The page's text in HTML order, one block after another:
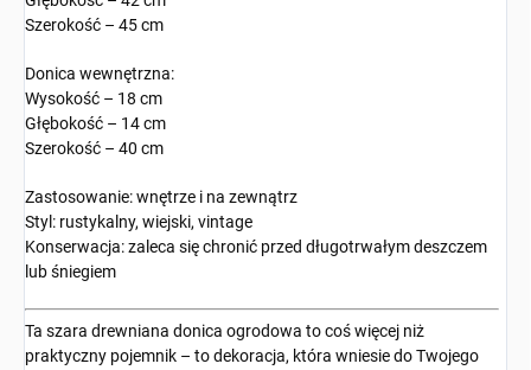
Szerokość – 45 cm
Donica wewnętrzna:
Wysokość – 18 cm
Głębokość – 14 cm
Szerokość – 40 cm
Zastosowanie: wnętrze i na zewnątrz
Styl: rustykalny, wiejski, vintage
Konserwacja: zaleca się chronić przed długotrwałym deszczem
lub śniegiem
Ta szara drewniana donica ogrodowa to coś więcej niż
praktyczny pojemnik – to dekoracja, która wniesie do Twojego